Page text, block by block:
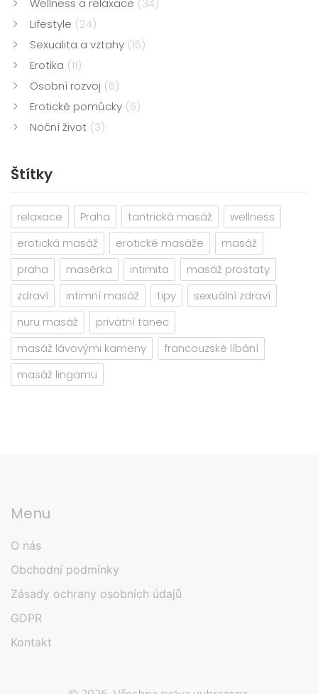
Lifestyle (24)
Sexualita a vztahy (16)
Erotika (11)
Osobní rozvoj (6)
Erotické pomůcky (6)
Noční život (3)
Štítky
relaxace Praha tantrická masáž
wellness
erotická masáž
erotické masáže
masáž
praha
masérka intimita
masáž prostaty
zdraví
intimní masáž tipy
sexuální zdraví
nuru masáž
privátní tanec
masáž lávovými kameny
francouzské líbání
masáž lingamu
Menu
O nás
Obchodní podmínky
Zásady ochrany osobních údajů
GDPR
Kontakt